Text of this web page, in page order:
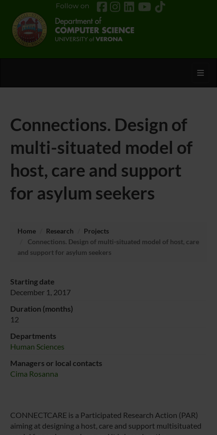
Follow on
Connections. Design of
multi-situated model of
host, care and support
for asylum seekers
Home Research
Projects
Connections. Design of multi-situated model of host, care
and support for asylum seekers
Starting date
December 1, 2017
Duration (months)
12
Departments
Human Sciences
Managers or local contacts
Cima Rosanna
CONNECTCARE is a Participated Research Action (PAR)
aiming at designing a host, care and support multisituated